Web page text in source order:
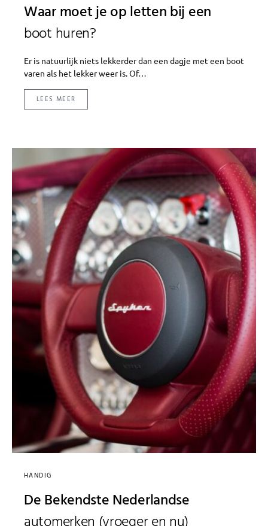
Waar moet je op letten bij een
boot huren?
Er is natuurlijk niets lekkerder dan een dagje met een boot
varen als het lekker weer is. Of…
LEES MEER
HANDIG
De Bekendste Nederlandse